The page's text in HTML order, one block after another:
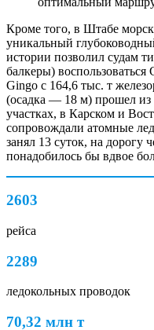
Кроме того, в Штабе
уникальный
истории позволил судам
балкеры)
Gingo с 164,6 тыс. т
(осадка — 18 м) прошел
участках, в Карском и
сопровождали атомные
занял 13 суток, на дорогу
понадобилось бы вдвое
2603
рейса
2289
ледокольных проводок
70,32 млн т